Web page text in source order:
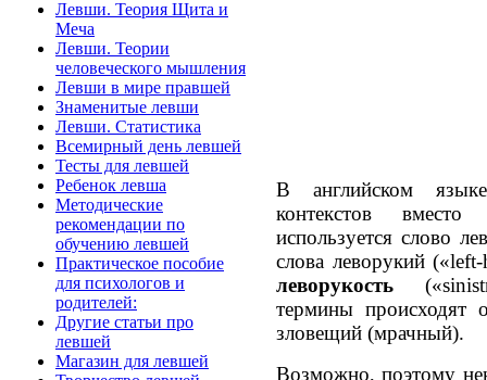
Левши. Теория Щита и
Меча
Левши. Теории
человеческого мышления
Левши в мире правшей
Знаменитые левши
Левши. Статистика
Всемирный день левшей
Тесты для левшей
Ребенок левша
Методические
рекомендации по
обучению левшей
Практическое пособие
для психологов и
родителей:
Другие статьи про
левшей
Магазин для левшей
В английском
контекстов
используется слово
слова леворукий («left-
леворукость
термины происходят
зловещий (мрачный).
Возможно, поэтому